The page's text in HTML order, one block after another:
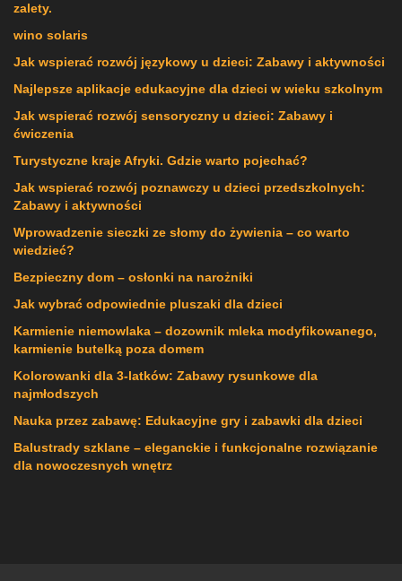
zalety.
wino solaris
Jak wspierać rozwój językowy u dzieci: Zabawy i aktywności
Najlepsze aplikacje edukacyjne dla dzieci w wieku szkolnym
Jak wspierać rozwój sensoryczny u dzieci: Zabawy i
ćwiczenia
Turystyczne kraje Afryki. Gdzie warto pojechać?
Jak wspierać rozwój poznawczy u dzieci przedszkolnych:
Zabawy i aktywności
Wprowadzenie sieczki ze słomy do żywienia – co warto
wiedzieć?
Bezpieczny dom – osłonki na narożniki
Jak wybrać odpowiednie pluszaki dla dzieci
Karmienie niemowlaka – dozownik mleka modyfikowanego,
karmienie butelką poza domem
Kolorowanki dla 3-latków: Zabawy rysunkowe dla
najmłodszych
Nauka przez zabawę: Edukacyjne gry i zabawki dla dzieci
Balustrady szklane – eleganckie i funkcjonalne rozwiązanie
dla nowoczesnych wnętrz